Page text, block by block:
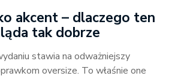
akcent – dlaczego ten
tak dobrze
stawia na odważniejszy
oversize. To właśnie one